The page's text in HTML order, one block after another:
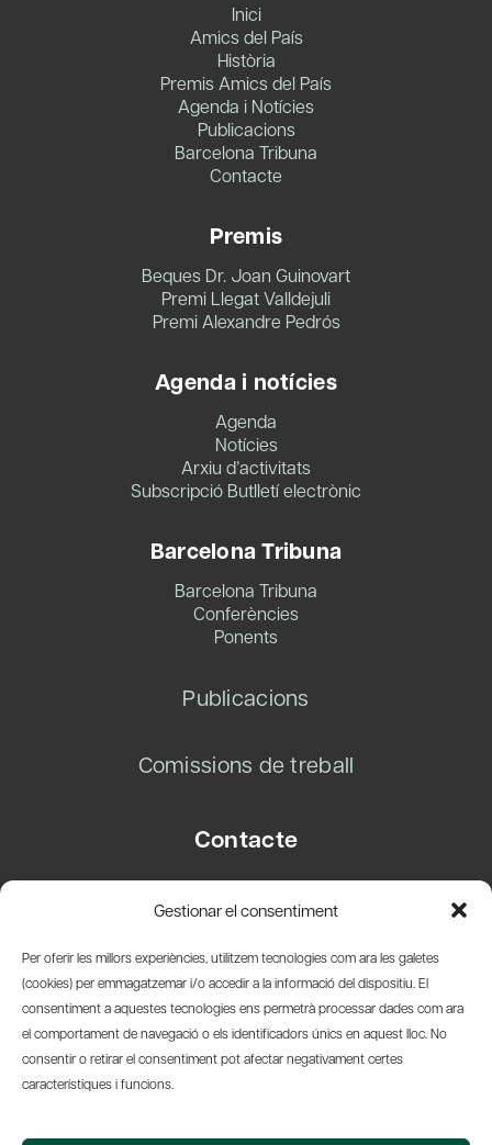
Gestionar el consentiment
Per oferir les millors experiències, utilitzem tecnologies com ara les galetes
(cookies) per emmagatzemar i/o accedir a la informació del dispositiu. El
consentiment a aquestes tecnologies ens permetrà processar dades com ara
el comportament de navegació o els identificadors únics en aquest lloc. No
consentir o retirar el consentiment pot afectar negativament certes
característiques i funcions.
Inici
Amics del País
Història
Premis Amics del País
Agenda i Notícies
Publicacions
Barcelona Tribuna
Contacte
Premis
Beques Dr. Joan Guinovart
Premi Llegat Valldejuli
Premi Alexandre Pedrós
Agenda i notícies
Agenda
Notícies
Arxiu d’activitats
Subscripció Butlletí electrònic
Barcelona Tribuna
Barcelona Tribuna
Conferències
Ponents
Publicacions
Comissions de treball
Contacte
08003 Barcelona
info@amicsdelpais.com
Suscripció Newsletter